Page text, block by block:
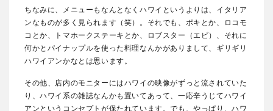
ちなみに、メニューもなんとなくハワイというよりは、イタリア
ンなものが多く見られます（笑）。それでも、ポキとか、ロコモ
コとか、トマホークステーキとか、ロブスター（エビ）、それに
何かとパイナップルを使った料理なんかがありまして、ギリギリ
ハワイアンかなとは思います。
その他、店内のモニターにはハワイの映像がずっと流されていた
り、ハワイ系の雑誌なんかも置いてあって、一応辛うじてハワイ
アンというコンセプトが保たれています。でも、やっぱり、ハワ